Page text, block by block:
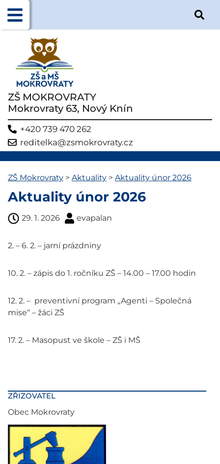
ZŠ MOKROVRATY
Mokrovraty 63, Nový Knín
+420 739 470 262
reditelka@zsmokrovraty.cz
ZŘIZOVATEL
Obec Mokrovraty
ZŠ Mokrovraty > Aktuality > Aktuality únor 2026
Aktuality únor 2026
29. 1. 2026 evapalan
2. – 6. 2. – jarní prázdniny
10. 2. – zápis do 1. ročníku ZŠ – 14.00 – 17.00 hodin
12. 2. – preventivní program „Agenti – Společná
mise“ – žáci ZŠ
17. 2. – Masopust ve škole – ZŠ i MŠ